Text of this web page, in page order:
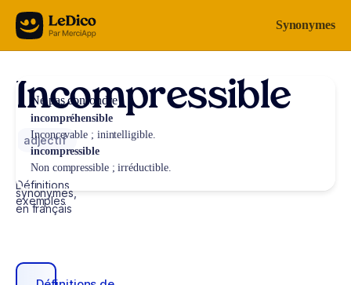
Aller au contenu Synonymes
Incompressible
adjectif
Définitions,
synonymes,
exemples
en français
Ne pas confondre
incompréhensible
Inconcevable ; inintelligible.
incompressible
Non compressible ; irréductible.